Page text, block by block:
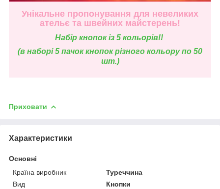
Унікальне пропонування для невеликих
ательє та швейних майстерень!
Набір кнопок із 5 кольорів!!
(в наборі 5 пачок кнопок різного кольору по 50
шт.)
Приховати
Характеристики
Основні
Країна виробник
Туреччина
Вид
Кнопки